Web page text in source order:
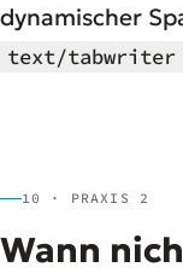
dynamischer
text/tabwriter
10 · PRAXIS 2
Wann